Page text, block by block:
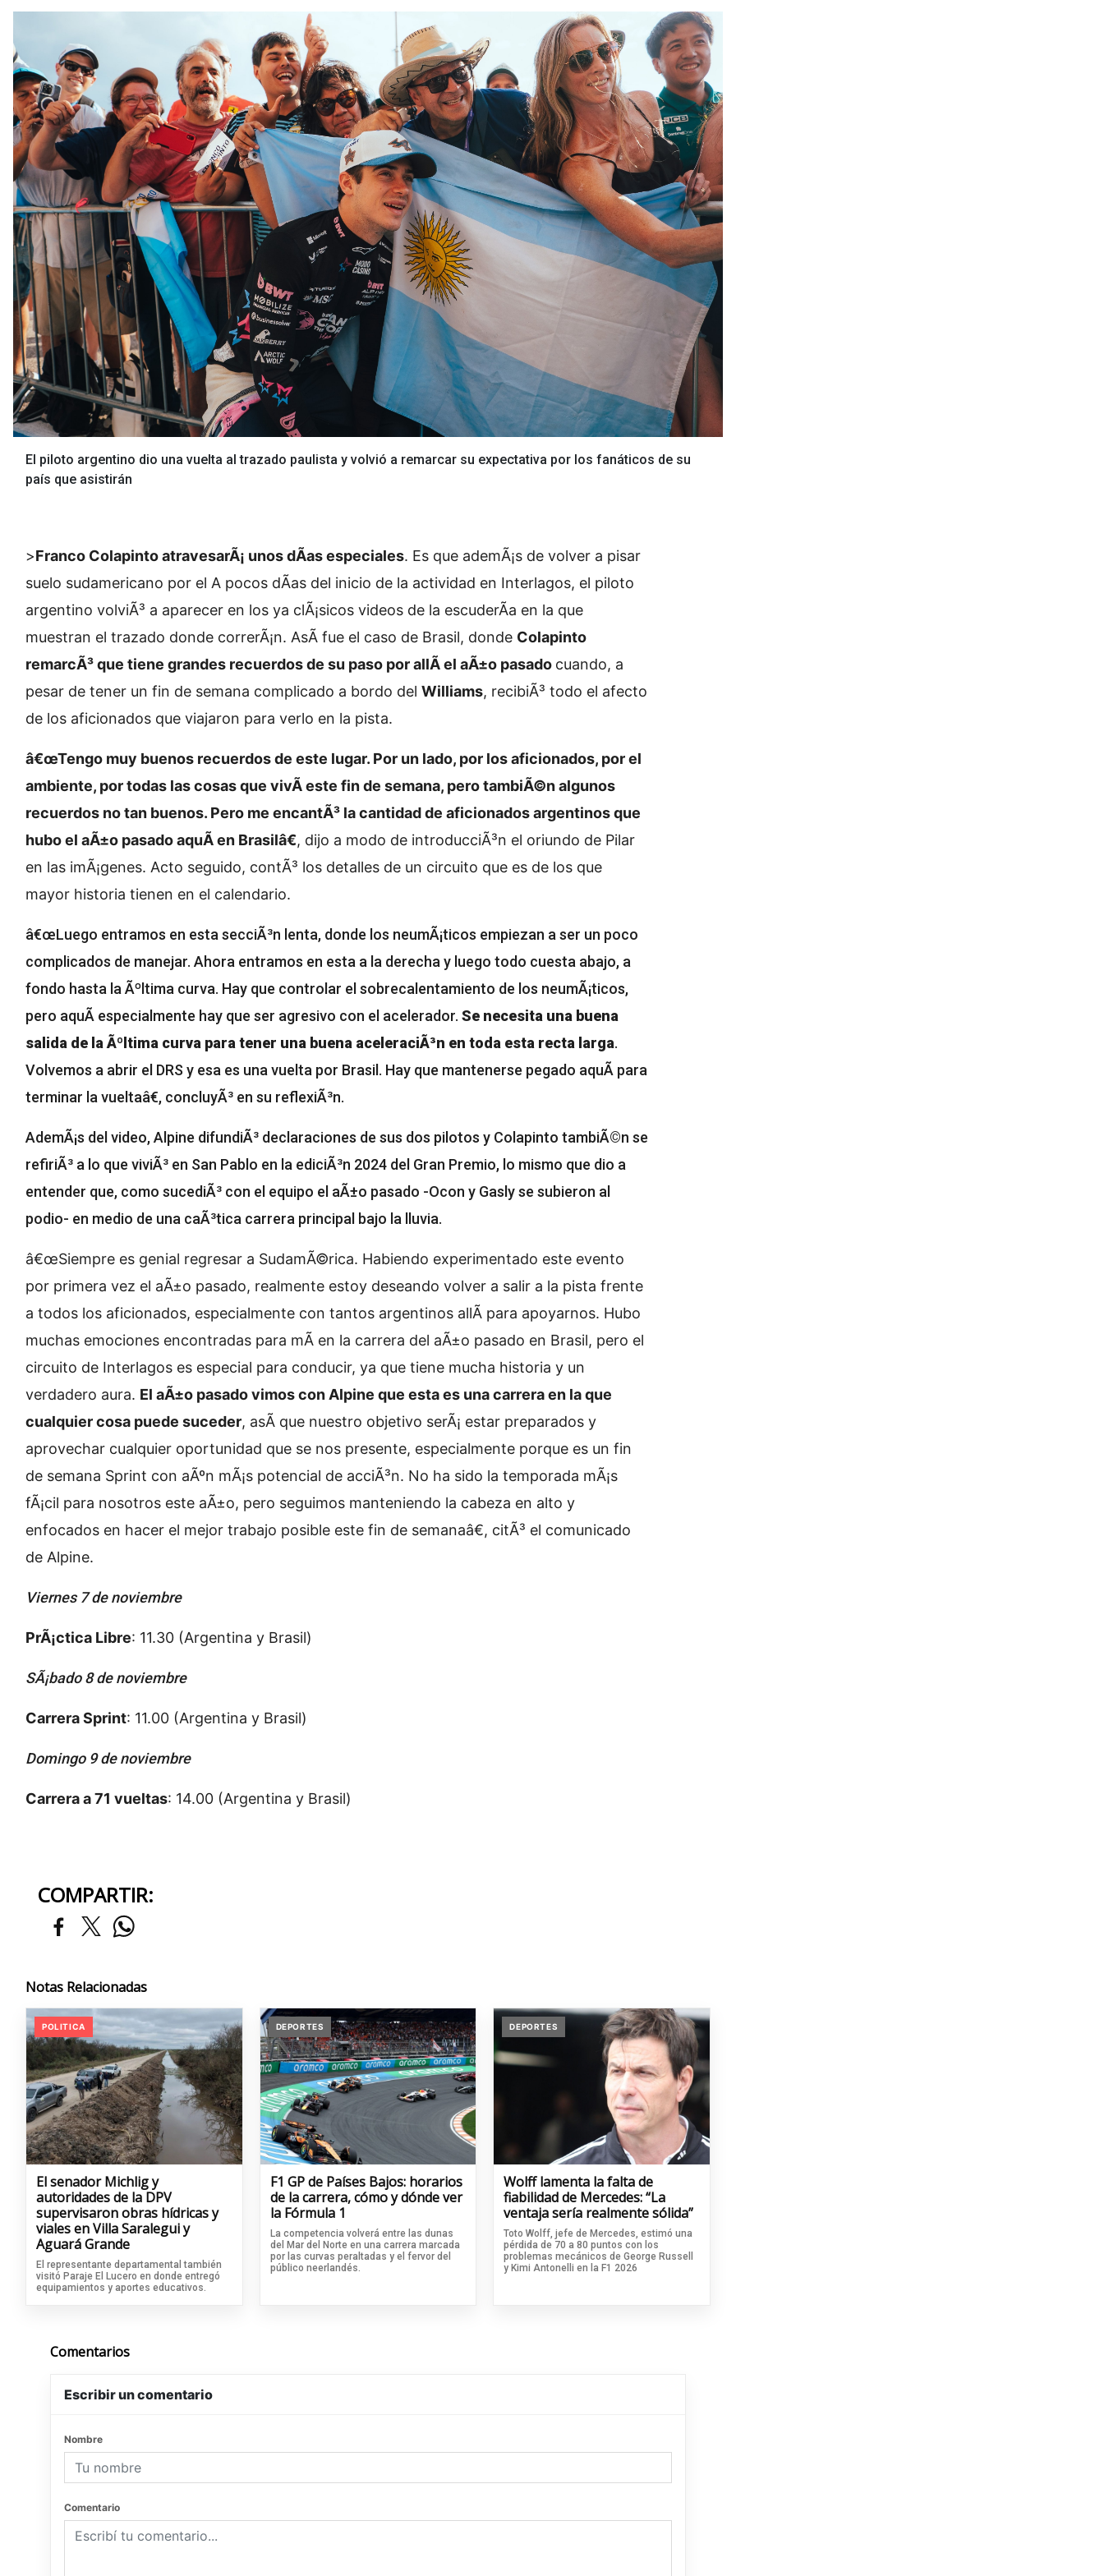
El piloto argentino dio una vuelta al trazado paulista y volvió a remarcar su expectativa por los fanáticos de su
país que asistirán
>Franco Colapinto atravesarÃ¡ unos dÃ­as especiales. Es que ademÃ¡s de volver a pisar
suelo sudamericano por el A pocos dÃ­as del inicio de la actividad en Interlagos, el piloto
argentino volviÃ³ a aparecer en los ya clÃ¡sicos videos de la escuderÃ­a en la que
muestran el trazado donde correrÃ¡n. AsÃ­ fue el caso de Brasil, donde Colapinto
remarcÃ³ que tiene grandes recuerdos de su paso por allÃ­ el aÃ±o pasado cuando, a
pesar de tener un fin de semana complicado a bordo del Williams, recibiÃ³ todo el afecto
de los aficionados que viajaron para verlo en la pista.
â€œTengo muy buenos recuerdos de este lugar. Por un lado, por los aficionados, por el
ambiente, por todas las cosas que vivÃ­ este fin de semana, pero tambiÃ©n algunos
recuerdos no tan buenos. Pero me encantÃ³ la cantidad de aficionados argentinos que
hubo el aÃ±o pasado aquÃ­ en Brasilâ€, dijo a modo de introducciÃ³n el oriundo de Pilar
en las imÃ¡genes. Acto seguido, contÃ³ los detalles de un circuito que es de los que
mayor historia tienen en el calendario.
â€œLuego entramos en esta secciÃ³n lenta, donde los neumÃ¡ticos empiezan a ser un poco
complicados de manejar. Ahora entramos en esta a la derecha y luego todo cuesta abajo, a
fondo hasta la Ãºltima curva. Hay que controlar el sobrecalentamiento de los neumÃ¡ticos,
pero aquÃ­ especialmente hay que ser agresivo con el acelerador. Se necesita una buena
salida de la Ãºltima curva para tener una buena aceleraciÃ³n en toda esta recta larga.
Volvemos a abrir el DRS y esa es una vuelta por Brasil. Hay que mantenerse pegado aquÃ­ para
terminar la vueltaâ€, concluyÃ³ en su reflexiÃ³n.
AdemÃ¡s del video, Alpine difundiÃ³ declaraciones de sus dos pilotos y Colapinto tambiÃ©n se
refiriÃ³ a lo que viviÃ³ en San Pablo en la ediciÃ³n 2024 del Gran Premio, lo mismo que dio a
entender que, como sucediÃ³ con el equipo el aÃ±o pasado -Ocon y Gasly se subieron al
podio- en medio de una caÃ³tica carrera principal bajo la lluvia.
â€œSiempre es genial regresar a SudamÃ©rica. Habiendo experimentado este evento
por primera vez el aÃ±o pasado, realmente estoy deseando volver a salir a la pista frente
a todos los aficionados, especialmente con tantos argentinos allÃ­ para apoyarnos. Hubo
muchas emociones encontradas para mÃ­ en la carrera del aÃ±o pasado en Brasil, pero el
circuito de Interlagos es especial para conducir, ya que tiene mucha historia y un
verdadero aura. El aÃ±o pasado vimos con Alpine que esta es una carrera en la que
cualquier cosa puede suceder, asÃ­ que nuestro objetivo serÃ¡ estar preparados y
aprovechar cualquier oportunidad que se nos presente, especialmente porque es un fin
de semana Sprint con aÃºn mÃ¡s potencial de acciÃ³n. No ha sido la temporada mÃ¡s
fÃ¡cil para nosotros este aÃ±o, pero seguimos manteniendo la cabeza en alto y
enfocados en hacer el mejor trabajo posible este fin de semanaâ€, citÃ³ el comunicado
de Alpine.
Viernes 7 de noviembre
PrÃ¡ctica Libre: 11.30 (Argentina y Brasil)
SÃ¡bado 8 de noviembre
Carrera Sprint: 11.00 (Argentina y Brasil)
Domingo 9 de noviembre
Carrera a 71 vueltas: 14.00 (Argentina y Brasil)
COMPARTIR:
Notas Relacionadas
POLITICA
El senador Michlig y
autoridades de la DPV
supervisaron obras hídricas y
viales en Villa Saralegui y
Aguará Grande
El representante departamental también
visitó Paraje El Lucero en donde entregó
equipamientos y aportes educativos.
DEPORTES
F1 GP de Países Bajos: horarios
de la carrera, cómo y dónde ver
la Fórmula 1
La competencia volverá entre las dunas
del Mar del Norte en una carrera marcada
por las curvas peraltadas y el fervor del
público neerlandés.
DEPORTES
Wolff lamenta la falta de
fiabilidad de Mercedes: “La
ventaja sería realmente sólida”
Toto Wolff, jefe de Mercedes, estimó una
pérdida de 70 a 80 puntos con los
problemas mecánicos de George Russell
y Kimi Antonelli en la F1 2026
Comentarios
Escribir un comentario
Nombre
Comentario